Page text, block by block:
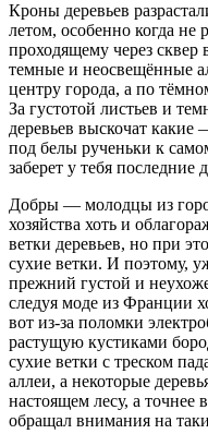
Кроны деревьев
летом, особенно когда не
проходящему через сквер
темные и неосвещённые
центру города, а по
За густотой листьев и
деревьев выскочат какие
под белы рученьки к
заберет у тебя последние
Добры — молодцы из
хозяйства хоть и
ветки деревьев, но при
сухие ветки. И поэтому,
прежний густой и
следуя моде из Франции
вот из-за поломки
растущую кустиками
сухие ветки с треском
аллеи, а некоторые
настоящем лесу, а
обращал внимания на